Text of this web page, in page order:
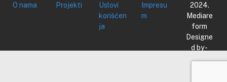
O nama Projekti
Uslovi
korišćen
ja
Impresu
m
2024.
Mediare
form
Designe
d by -